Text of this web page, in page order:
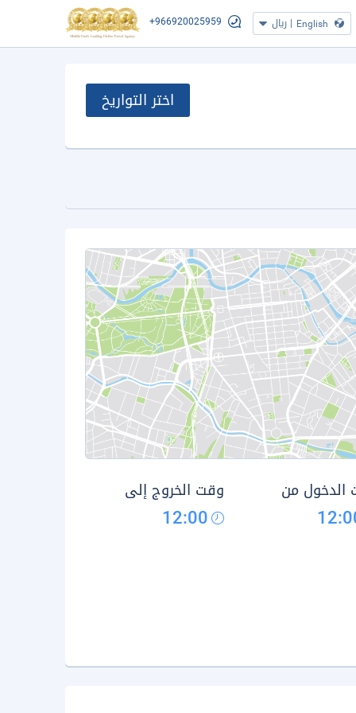
English
| ريال +966920025959
اختر التواريخ
الدخول من وقت الخروج إلى
12:00